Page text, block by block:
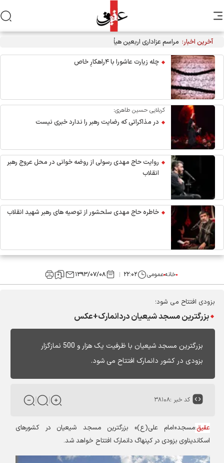
آخرین اخبار: مراسم عزاداری اربعین هیأت‌های دانشجویی در جوار محل شهادت
رهبر انقلاب
چله زیارت عاشورا با ۴راهکارِ خاص
کربلایی حسین طاهری:
در مذاکراتی که رضایت رهبر را ندارد خبری نیست
روایت حاج مهدی رسولی از روضه خوانی در محل عروج رهبر
انقلاب
خاطره حاج مهدی سلحشور از توصیه های رهبر شهید انقلاب
خانهعمومی ۲۲:۰۲ ۱۳۹۳/۰۷/۰۸
بزودی افتتاح می شود؛
بزرگترین مسجد شیعیان دردانمارک+عکس
بزرگترین مسجد شیعیان با ظرفیت یک هزار و 500 نمازگزار
بزودی در کشور دانمارک افتتاح می شود.
کد خبر :۳۸۱۰۸
عقیق:مسجد«امام علی(ع)» بزرگترین مسجد شیعیان در کشورهای
اسکاندیناوی بزودی در کپنهاگ دانمارک افتتاح خواهد شد.